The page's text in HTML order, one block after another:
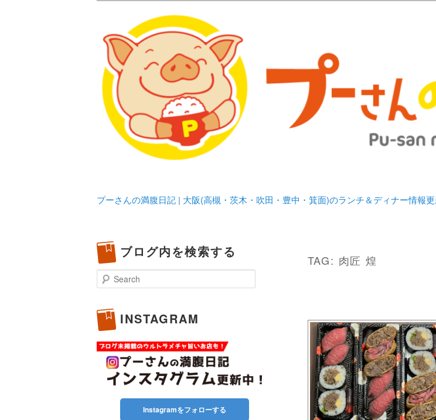
プーさんの満腹日記 | 大阪(高槻・茨
豊中・箕面)のランチ＆ディナー情
化してます。
プーさんの満腹日記 | 大阪(高槻・茨木・吹田・豊中・箕面)のランチ＆ディナー情報
TAG: 肉匠 煌
ブログ内を検索する
Search
INSTAGRAM
Instagramをフォローする